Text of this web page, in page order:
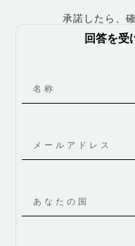
承諾したら、
回答を受